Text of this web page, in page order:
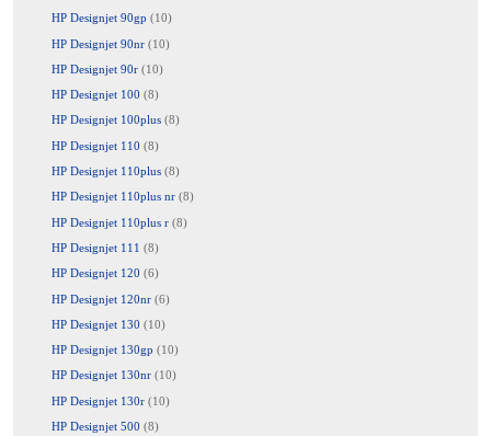
HP Designjet 90gp (10)
HP Designjet 90nr (10)
HP Designjet 90r (10)
HP Designjet 100 (8)
HP Designjet 100plus (8)
HP Designjet 110 (8)
HP Designjet 110plus (8)
HP Designjet 110plus nr (8)
HP Designjet 110plus r (8)
HP Designjet 111 (8)
HP Designjet 120 (6)
HP Designjet 120nr (6)
HP Designjet 130 (10)
HP Designjet 130gp (10)
HP Designjet 130nr (10)
HP Designjet 130r (10)
HP Designjet 500 (8)